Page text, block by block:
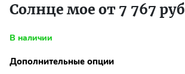
Ксения С.
Солнце мое от 7 767
В наличии
Дополнительные опции